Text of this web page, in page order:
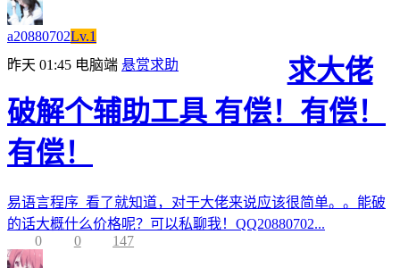
a20880702Lv.1
昨天 01:45 电脑端 悬赏求助
求大佬
破解个辅助工具 有偿！有偿！
有偿！
易语言程序 看了就知道，对于大佬来说应该很简单。。能破
的话大概什么价格呢？可以私聊我！QQ20880702...
0
0 147